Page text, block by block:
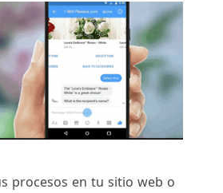
procesos en tu sitio web o